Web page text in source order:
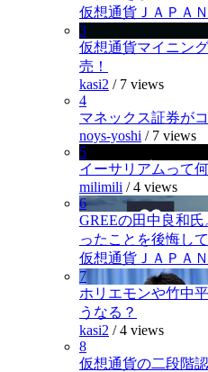
仮想通貨ＪＡＰＡ
3
仮想通貨マイニン
売！
kasi2 / 7 views
4
マネックス証券が
noys-yoshi / 7 views
5
イーサリアムって
milimili /4 views
6
GREEの田中良和
ったことを後悔して
仮想通貨ＪＡＰＡ
7
ホリエモンや竹中
うなる？
kasi2 /4 views
8
仮想通貨の二段階